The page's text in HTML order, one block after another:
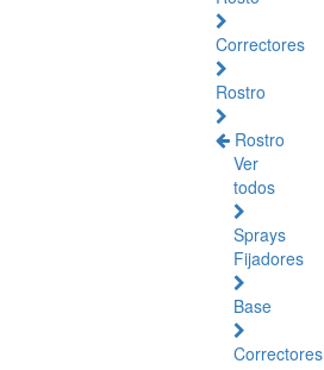
Correctores
Rostro
Rostro
Ver
todos
Sprays
Fijadores
Base
Correctores